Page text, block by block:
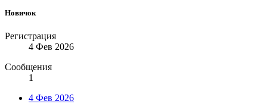
Новичок
Регистрация
4 Фев 2026
Сообщения
1
4 Фев 2026